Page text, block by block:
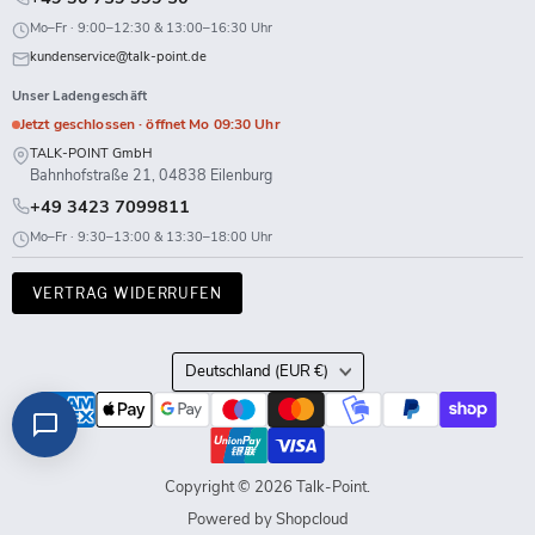
Mo–Fr · 9:00–12:30 & 13:00–16:30 Uhr
kundenservice@talk-point.de
Unser Ladengeschäft
Jetzt geschlossen · öffnet Mo 09:30 Uhr
TALK-POINT GmbH
Bahnhofstraße 21, 04838 Eilenburg
+49 3423 7099811
Mo–Fr · 9:30–13:00 & 13:30–18:00 Uhr
VERTRAG WIDERRUFEN
Land
Deutschland (EUR €)
Copyright © 2026 Talk-Point.
Powered by Shopcloud